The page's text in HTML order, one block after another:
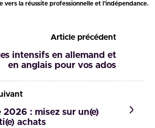
vers la réussite professionnelle et l’indépendance.
Article précédent
intensifs en allemand et
en anglais pour vos ados
2026 : misez sur un(e)
achats